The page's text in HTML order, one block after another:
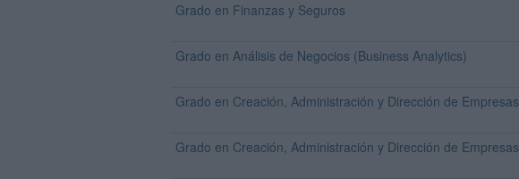
Grado en Finanzas y Seguros
Grado en Análisis de Negocios (Business Analytics)
Grado en Creación, Administración y Dirección de Empresas
Grado en Creación, Administración y Dirección de Empresas